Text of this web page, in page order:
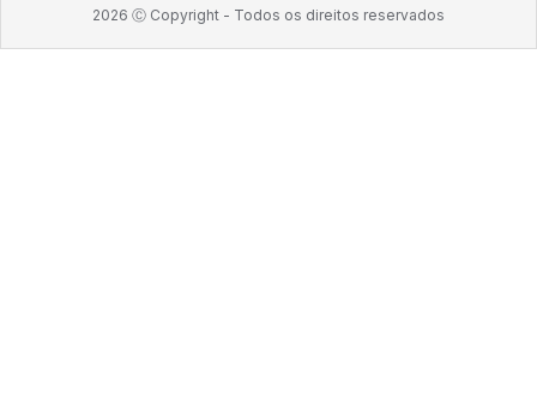
2026 Ⓒ Copyright - Todos os direitos reservados